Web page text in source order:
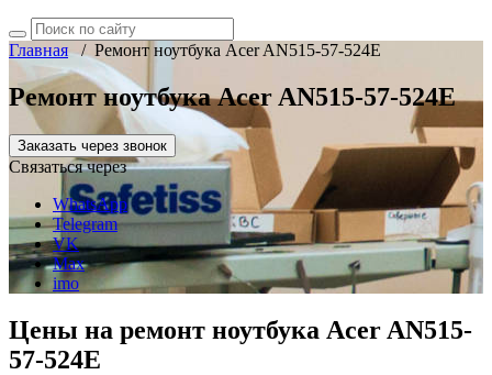
Главная/ Ремонт ноутбука Acer AN515-57-524E
Ремонт ноутбука Acer AN515-57-524E
Заказать через звонок
Связаться через
WhatsApp
Telegram
VK
Max
imo
Цены на ремонт ноутбука Acer AN515-
57-524E